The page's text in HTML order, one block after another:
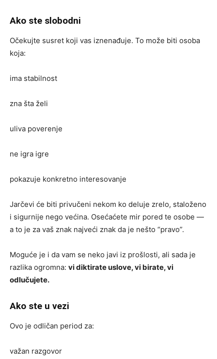
Ako ste slobodni
Očekujte susret koji vas iznenađuje. To može biti osoba
koja:
ima stabilnost
zna šta želi
uliva poverenje
ne igra igre
pokazuje konkretno interesovanje
Jarčevi će biti privučeni nekom ko deluje zrelo, staloženo
i sigurnije nego većina. Osećaćete mir pored te osobe —
a to je za vaš znak najveći znak da je nešto “pravo”.
Moguće je i da vam se neko javi iz prošlosti, ali sada je
razlika ogromna: vi diktirate uslove, vi birate, vi
odlučujete.
Ako ste u vezi
Ovo je odličan period za:
važan razgovor